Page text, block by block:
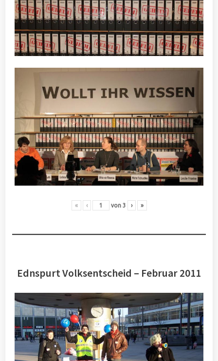
« ‹ von 3 › »
Ednspurt Volksentscheid – Februar 2011